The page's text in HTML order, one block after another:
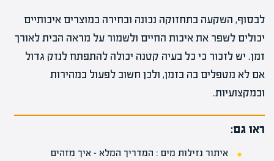
לבסוף, השקעה בתחזוקה נכונה ובחירה במוצרים איכותיים
יכולים לשפר את איכות החיים ולשמור על מראה הבית לאורך
זמן. יש לזכור כי כל בעיה קטנה יכולה להתפתח לנזק גדול
אם לא מטפלים בה בזמן, ולכן חשוב לפעול במהירות
ובמקצועיות.
ראו גם:
איתור נזילות מים : המדריך המלא – איך מזהים